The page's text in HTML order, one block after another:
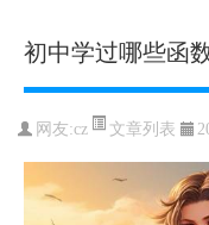
初中学过哪些函
网友:cz 文章列表